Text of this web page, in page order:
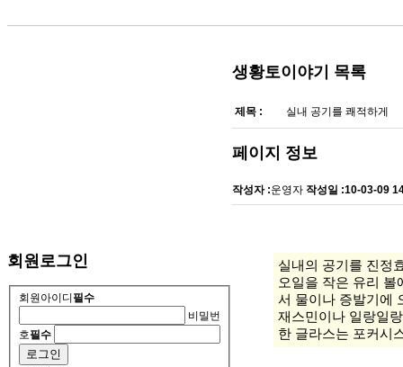
회원로그인
회원아이디 필수
비밀번
호필수
생황토이야기 목록
제목 : 실내 공기를 쾌적하게
페이지 정보
작성자 :운영자 작성일 :10-03-09
실내의 공기를 진정
오일을 작은 유리
서 물이나 증발기에
재스민이나 일랑일
한 글라스는 포커시